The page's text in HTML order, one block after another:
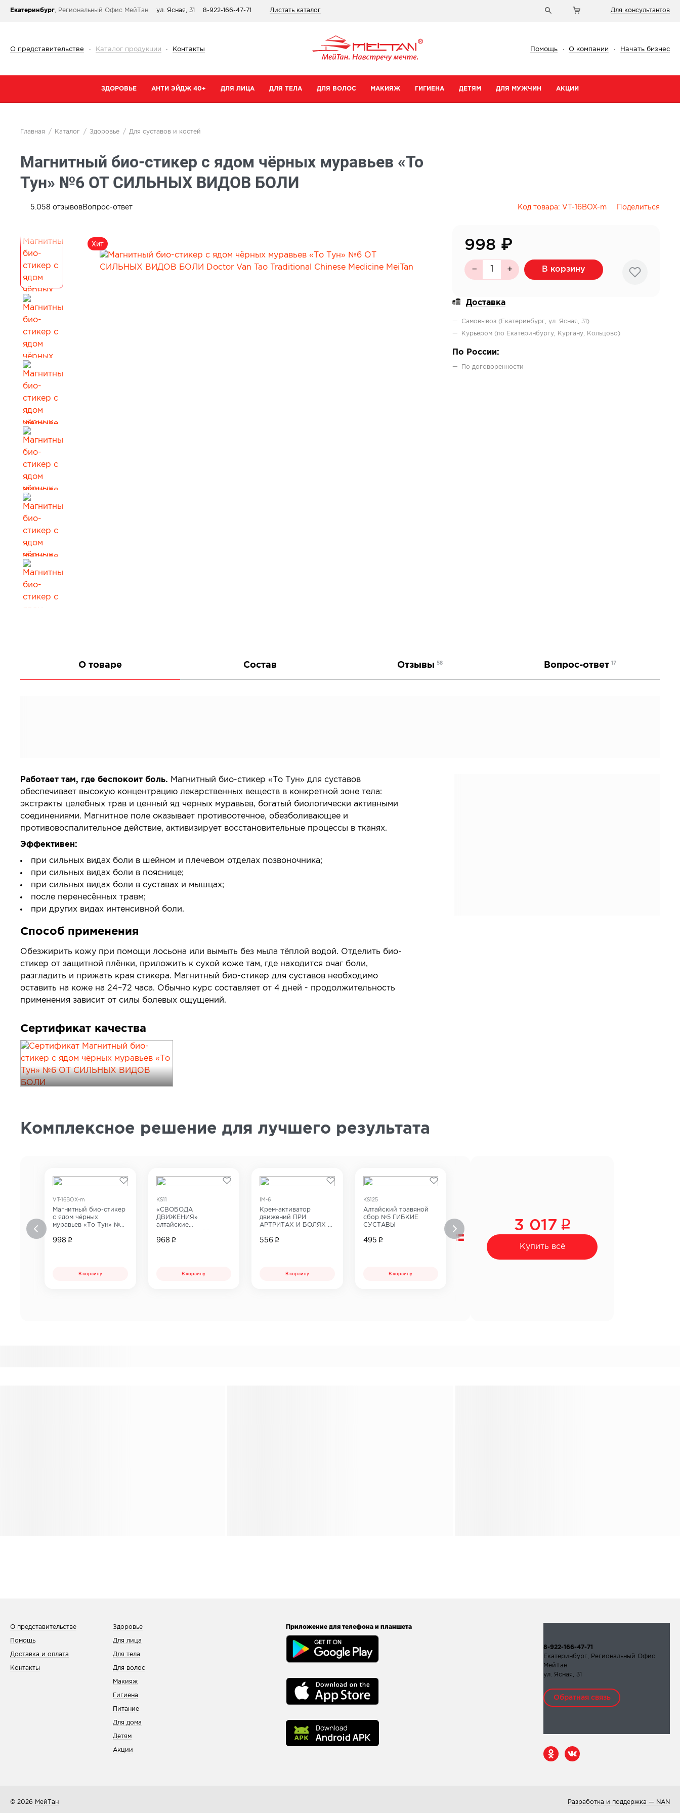
Екатеринбург , Региональный Офис МейТан ул. Ясная, 31 8-922-166-47-71 Листать каталог Для консультантов
О представительстве · Каталог продукции · Контакты Помощь · О компании · Начать бизнес
ЗДОРОВЬЕ
Категории
Тонизирующие и общеукрепляющие
От паразитов
Для сердца и сосудов
Для коррекции веса
Детокс и лимфодренаж
Для нервной системы
Для работы мозга и памяти
Активное долголетие
Для кожи, волос и ногтей
Для женского здоровья
Для мужского здоровья
Для детского здоровья
При диабете
Для мочеполовой системы
Сопутствующие товары
Все товары в категории
АНТИ ЭЙДЖ 40+ ДЛЯ ЛИЦА
Категории
Кремы
Специальный уход
Сопутствующие товары
ДЛЯ ТЕЛА
Кремы для тела
Сопутствующие товары
ДЛЯ ВОЛОС
Бальзамы
МАКИЯЖ
Для глаз
ГИГИЕНА
Для интимной гигиены
Все товары в категории
ДЕТЯМ ДЛЯ МУЖЧИН АКЦИИ
Главная Каталог Здоровье Для суставов и костей
Магнитный био-стикер с ядом чёрных муравьев «То
Тун» №6 ОТ СИЛЬНЫХ ВИДОВ БОЛИ
5.058 отзывовВопрос-ответ Код товара: VT-16BOX-m Поделиться
Хит 998 ₽
В корзину
Доставка
Самовывоз (Екатеринбург, ул. Ясная, 31)
Курьером (по Екатеринбургу, Кургану, Кольцово)
По России:
По договоренности
О товаре Состав Отзывы 58 Вопрос-ответ 17
Работает там, где беспокоит боль. Магнитный био-стикер «То Тун» для суставов
обеспечивает высокую концентрацию лекарственных веществ в конкретной зоне тела:
экстракты целебных трав и ценный яд черных муравьев, богатый биологически активными
соединениями. Магнитное поле оказывает противоотечное, обезболивающее и
противовоспалительное действие, активизирует восстановительные процессы в тканях.
Эффективен:
при сильных видах боли в шейном и плечевом отделах позвоночника;
при сильных видах боли в пояснице;
при сильных видах боли в суставах и мышцах;
после перенесённых травм;
при других видах интенсивной боли.
Способ применения
Обезжирить кожу при помощи лосьона или вымыть без мыла тёплой водой. Отделить био-
стикер от защитной плёнки, приложить к сухой коже там, где находится очаг боли,
разгладить и прижать края стикера. Магнитный био-стикер для суставов необходимо
оставить на коже на 24–72 часа. Обычно курс составляет от 4 дней - продолжительность
применения зависит от силы болевых ощущений.
Сертификат качества
Комплексное решение для лучшего результата
VT-16BOX-m
Магнитный био-стикер
с ядом чёрных
муравьев «То Тун» №6
БОЛИ
998
В корзину
KS11
«СВОБОДА
ДВИЖЕНИЯ»
алтайские
968
В корзину
IM-6
Крем-активатор
движений ПРИ
АРТРИТАХ И БОЛЯХ В
556
В корзину
KS125
Алтайский травяной
сбор №5 ГИБКИЕ
СУСТАВЫ
495
В корзину
3 017
Купить всё
О представительстве
Помощь
Доставка и оплата
Контакты
Здоровье
Для лица
Для тела
Для волос
Макияж
Гигиена
Питание
Для дома
Детям
Акции
Приложение для телефона и планшета
8-922-166-47-71
Екатеринбург, Региональный Офис
МейТан
ул. Ясная, 31
Обратная связь
© 2026 МейТан Разработка и поддержка — NAN